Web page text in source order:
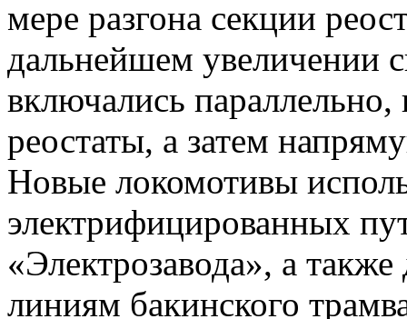
мере разгона секции
дальнейшем увеличении
включались параллельно,
реостаты, а затем
Новые локомотивы
электрифицированных
«Электрозавода», а
линиям бакинского